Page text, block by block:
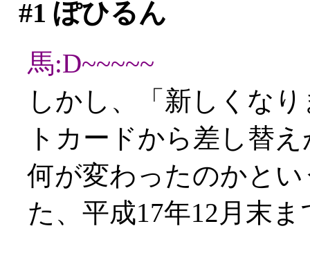
#1 ぽひるん
馬:D~~~~~
しかし、「新しくな
トカードから差し替
何が変わったのかと
た、平成17年12月末ま